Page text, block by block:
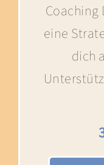
eine
dich